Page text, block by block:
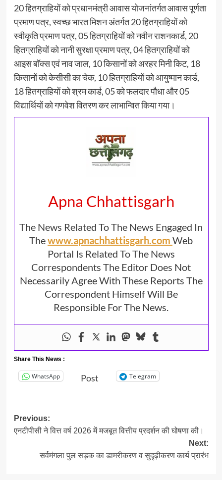
20 हितग्राहियों को प्रधानमंत्री आवास योजनांतर्गत आवास पूर्णता
प्रमाण पत्र, स्वच्छ भारत मिशन अंतर्गत 20 हितग्राहियों को
स्वीकृति प्रमाण पत्र, 05 हितग्राहियों को नवीन राशनकार्ड, 20
हितग्राहियों को नानी सुरक्षा प्रमाण पत्र, 04 हितग्राहियों को
आइस बॉक्स एवं नाव जाल, 10 किसानों को अरहर मिनी किट, 18
किसानों को केसीसी का चेक, 10 हितग्राहियों को आयुष्मान कार्ड,
18 हितग्राहियों को श्रम कार्ड, 05 को फलदार पौधा और 05
विद्यार्थियों को गणवेश वितरण कर लाभान्वित किया गया।
Apna Chhattisgarh
The News Related To The News Engaged In
Thewww.apnachhattisgarh.com Web
Portal Is Related To The News
Correspondents The Editor Does Not
Necessarily Agree With These Reports The
Correspondent Himself Will Be
Responsible For The News.
Share This News :
WhatsApp Post Telegram
Post
navigation
Previous:
एनटीपीसी ने वित्त वर्ष 2026 में मजबूत वित्तीय प्रदर्शन की घोषणा की।
Next:
सर्वमंगला पुल सड़क का डामरीकरण व सुदृढ़ीकरण कार्य प्रारंभ